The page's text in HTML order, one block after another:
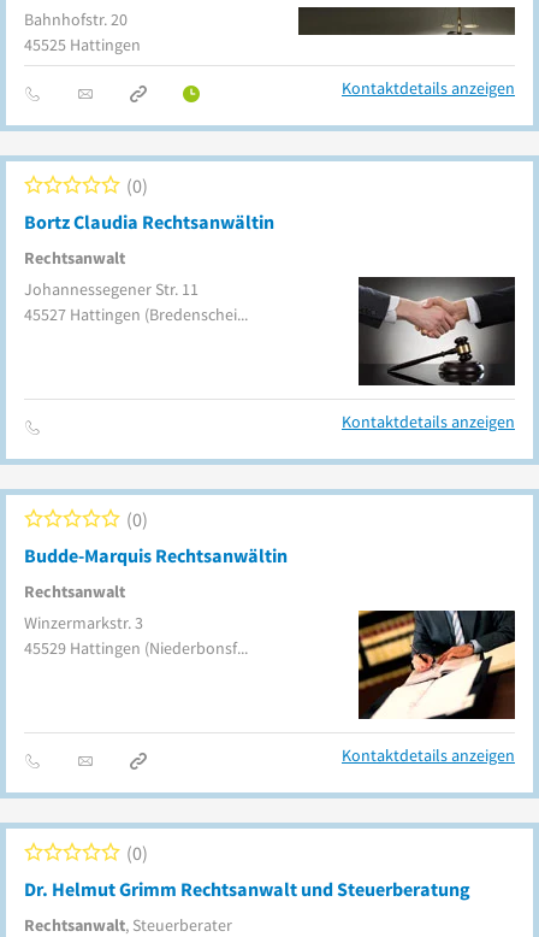
Bahnhofstr. 20
45525 Hattingen
Kontaktdetails anzeigen
Bortz Claudia Rechtsanwältin
Rechtsanwalt
0
Johannessegener Str. 11
45527 Hattingen (Bredenscheid-Stüter)
Kontaktdetails anzeigen
Budde-Marquis Rechtsanwältin
Rechtsanwalt
0
Winzermarkstr. 3
45529 Hattingen (Niederbonsfeld)
Kontaktdetails anzeigen
Dr. Helmut Grimm Rechtsanwalt und Steuerberatung
Rechtsanwalt, Steuerberater
0